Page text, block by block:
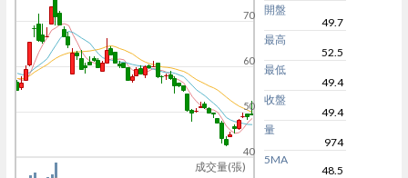
成交量(張)
40
50
60
70
開盤
49.7
最高
52.5
最低
49.4
收盤
49.4
量
974
5MA
48.5